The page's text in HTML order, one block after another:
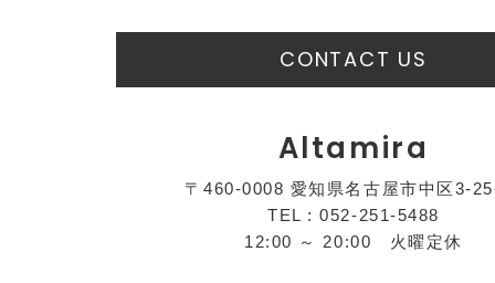
CONTACT US
Altamira
〒460-0008 愛知県名古屋市中区3-
TEL : 052-251-5488
12:00 ～ 20:00 火曜定休